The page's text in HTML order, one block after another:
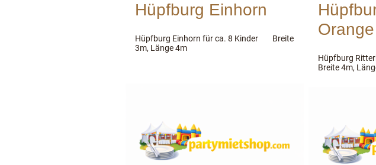
Hüpfburg Einhorn
Hüpfburg Einhorn für ca. 8 Kinder Breite
3m, Länge 4m
Hüpfburg
Breite 4m,